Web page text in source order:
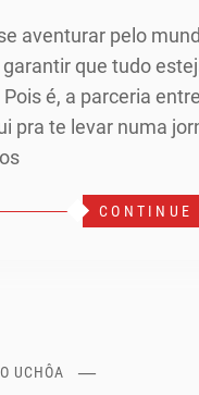
aventurar pelo
que tudo
é, a parceria
pra te levar numa
CONTINUE
UCHÔA